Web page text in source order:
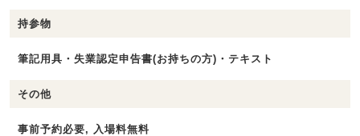
持参物
筆記用具・失業認定申告書(お持ちの方)・テキスト
その他
事前予約必要, 入場料無料